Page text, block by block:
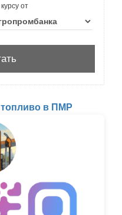
от
топливо в ПМР